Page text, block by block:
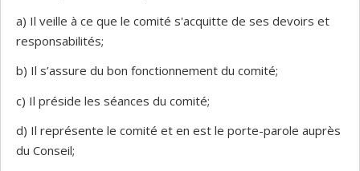
a) Il veille à ce que le comité s'acquitte de ses devoirs et
responsabilités;
b) Il s’assure du bon fonctionnement du comité;
c) Il préside les séances du comité;
d) Il représente le comité et en est le porte-parole auprès
du Conseil;